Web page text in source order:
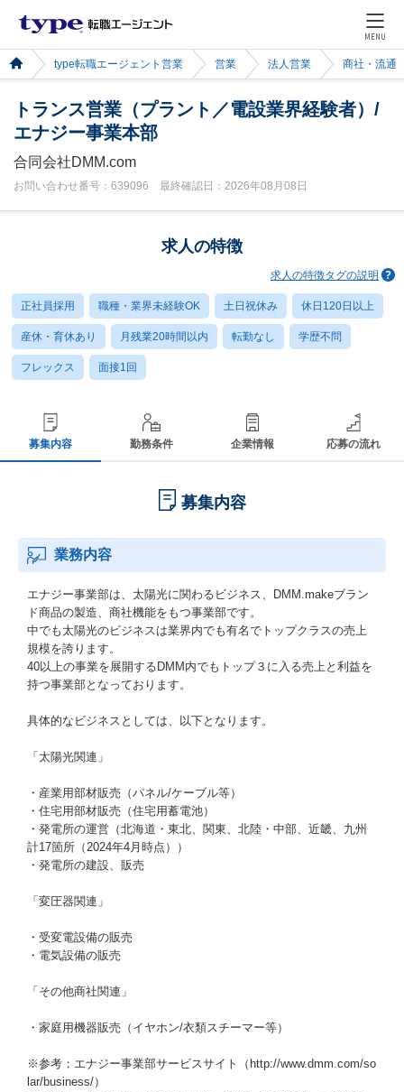
MENU
type転職エージェント営業 営業 法人営業 商社・流通
トランス営業（プラント／電設業界経験者）/
エナジー事業本部
合同会社DMM.com
お問い合わせ番号：639096 最終確認日：2026年08月08日
求人の特徴
求人の特徴タグの説明
正社員採用 職種・業界未経験OK 土日祝休み 休日120日以上
産休・育休あり 月残業20時間以内 転勤なし 学歴不問
フレックス 面接1回
募集内容 勤務条件 企業情報 応募の流れ
募集内容
業務内容
エナジー事業部は、太陽光に関わるビジネス、DMM.makeブラン
ド商品の製造、商社機能をもつ事業部です。
中でも太陽光のビジネスは業界内でも有名でトップクラスの売上
規模を誇ります。
40以上の事業を展開するDMM内でもトップ３に入る売上と利益を
持つ事業部となっております。
具体的なビジネスとしては、以下となります。
「太陽光関連」
・産業用部材販売（パネル/ケーブル等）
・住宅用部材販売（住宅用蓄電池）
・発電所の運営（北海道・東北、関東、北陸・中部、近畿、九州
計17箇所（2024年4月時点））
・発電所の建設、販売
「変圧器関連」
・受変電設備の販売
・電気設備の販売
「その他商社関連」
・家庭用機器販売（イヤホン/衣類スチーマー等）
※参考：エナジー事業部サービスサイト（http://www.dmm.com/so
lar/business/）